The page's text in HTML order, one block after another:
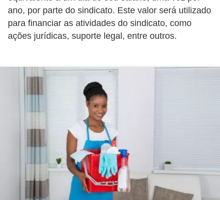
ano, por parte do sindicato. Este valor será utilizado
para financiar as atividades do sindicato, como
ações jurídicas, suporte legal, entre outros.
E
!
F
T